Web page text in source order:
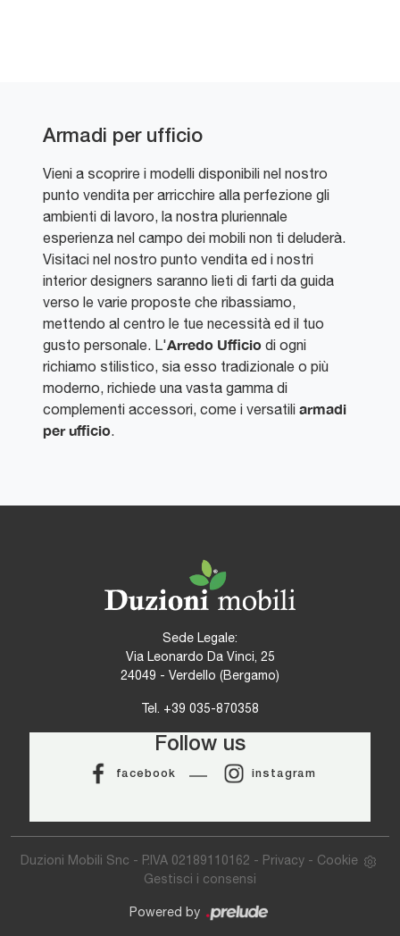
Armadi per ufficio
Vieni a scoprire i modelli disponibili nel nostro
punto vendita per arricchire alla perfezione gli
ambienti di lavoro, la nostra pluriennale
esperienza nel campo dei mobili non ti deluderà.
Visitaci nel nostro punto vendita ed i nostri
interior designers saranno lieti di farti da guida
verso le varie proposte che ribassiamo,
mettendo al centro le tue necessità ed il tuo
gusto personale. L'Arredo Ufficio di ogni
richiamo stilistico, sia esso tradizionale o più
moderno, richiede una vasta gamma di
complementi accessori, come i versatili armadi
per ufficio.
Sede Legale:
Via Leonardo Da Vinci, 25
24049 - Verdello (Bergamo)
Tel. +39 035-870358
Follow us
facebook instagram
Duzioni Mobili Snc - P.IVA 02189110162 - Privacy- Cookie
Gestisci i consensi
Powered by